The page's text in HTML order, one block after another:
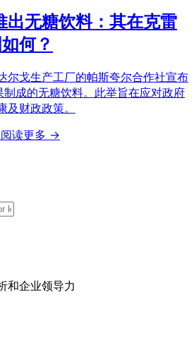
出无糖饮料：其在克雷
何？
尔戈生产工厂的帕斯夸尔合作社宣布
成的无糖饮料。此举旨在应对政府
财政政策。
阅读更多 →
和企业领导力